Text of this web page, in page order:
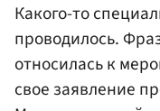
Какого-то
проводилось.
относилась к
свое заявление